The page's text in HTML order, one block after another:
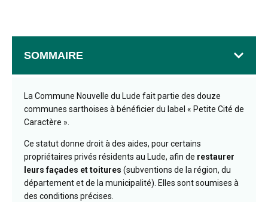
SOMMAIRE
La Commune Nouvelle du Lude fait partie des douze
communes sarthoises à bénéficier du label « Petite Cité de
Caractère ».
Ce statut donne droit à des aides, pour certains
propriétaires privés résidents au Lude, afin de restaurer
leurs façades et toitures (subventions de la région, du
département et de la municipalité). Elles sont soumises à
des conditions précises.